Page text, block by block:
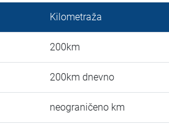
Kilometraža
200km
200km dnevno
neograničeno km